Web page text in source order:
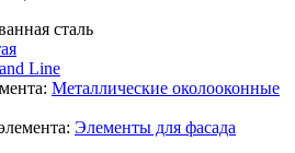
сталь
Line
Металлические околооконные
Элементы для фасада